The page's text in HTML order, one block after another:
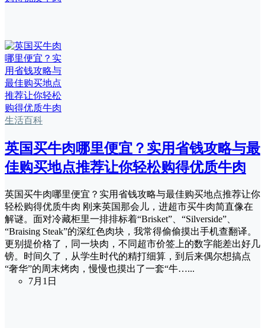
生活百科
英国买牛肉哪里便宜？实用省钱攻略与最
佳购买地点推荐让你轻松购得优质牛肉
英国买牛肉哪里便宜？实用省钱攻略与最佳购买地点推荐让你
轻松购得优质牛肉 刚来英国那会儿，进超市买牛肉简直像在
解谜。面对冷藏柜里一排排标着“Brisket”、“Silverside”、
“Braising Steak”的深红色肉块，我常得偷偷摸出手机查翻译。
更别提价格了，同一块肉，不同超市价签上的数字能差出好几
镑。时间久了，从学生时代的精打细算，到后来偶尔想搞点
“奢华”的周末烤肉，慢慢也摸出了一套“牛…...
7月1日